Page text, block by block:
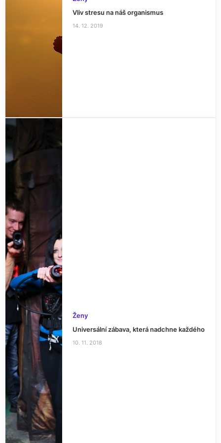
Vliv stresu na náš organismus
14. 12. 2019
Ženy
Universální zábava, která nadchne každého
10. 11. 2018